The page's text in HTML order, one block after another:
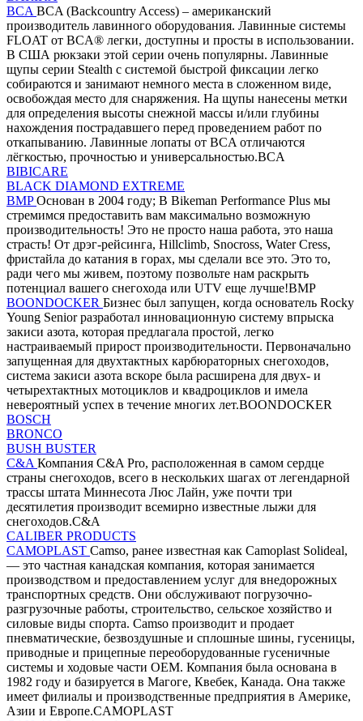
BCA BCA (Backcountry Access) – американский
производитель лавинного оборудования. Лавинные системы
FLOAT от BCA® легки, доступны и просты в использовании.
В США рюкзаки этой серии очень популярны. Лавинные
щупы серии Stealth с системой быстрой фиксации легко
собираются и занимают немного места в сложенном виде,
освобождая место для снаряжения. На щупы нанесены метки
для определения высоты снежной массы и/или глубины
нахождения пострадавшего перед проведением работ по
откапыванию. Лавинные лопаты от BCA отличаются
лёгкостью, прочностью и универсальностью.BCA
BIBICARE
BLACK DIAMOND EXTREME
BMPОснован в 2004 году; В Bikeman Performance Plus мы
стремимся предоставить вам максимально возможную
производительность! Это не просто наша работа, это наша
страсть! От дрэг-рейсинга, Hillclimb, Snocross, Water Cress,
фристайла до катания в горах, мы сделали все это. Это то,
ради чего мы живем, поэтому позвольте нам раскрыть
потенциал вашего снегохода или UTV еще лучше!BMP
BOONDOCKER Бизнес был запущен, когда основатель Rocky
Young Senior разработал инновационную систему впрыска
закиси азота, которая предлагала простой, легко
настраиваемый прирост производительности. Первоначально
запущенная для двухтактных карбюраторных снегоходов,
система закиси азота вскоре была расширена для двух- и
четырехтактных мотоциклов и квадроциклов и имела
невероятный успех в течение многих лет.BOONDOCKER
BOSCH
BRONCO
BUSH BUSTER
C&A Компания C&A Pro, расположенная в самом сердце
страны снегоходов, всего в нескольких шагах от легендарной
трассы штата Миннесота Люс Лайн, уже почти три
десятилетия производит всемирно известные лыжи для
снегоходов.C&A
CALIBER PRODUCTS
CAMOPLAST Camso, ранее известная как Camoplast Solideal,
— это частная канадская компания, которая занимается
производством и предоставлением услуг для внедорожных
транспортных средств. Они обслуживают погрузочно-
разгрузочные работы, строительство, сельское хозяйство и
силовые виды спорта. Camso производит и продает
пневматические, безвоздушные и сплошные шины, гусеницы,
приводные и прицепные переоборудованные гусеничные
системы и ходовые части OEM. Компания была основана в
1982 году и базируется в Магоге, Квебек, Канада. Она также
имеет филиалы и производственные предприятия в Америке,
Азии и Европе.CAMOPLAST